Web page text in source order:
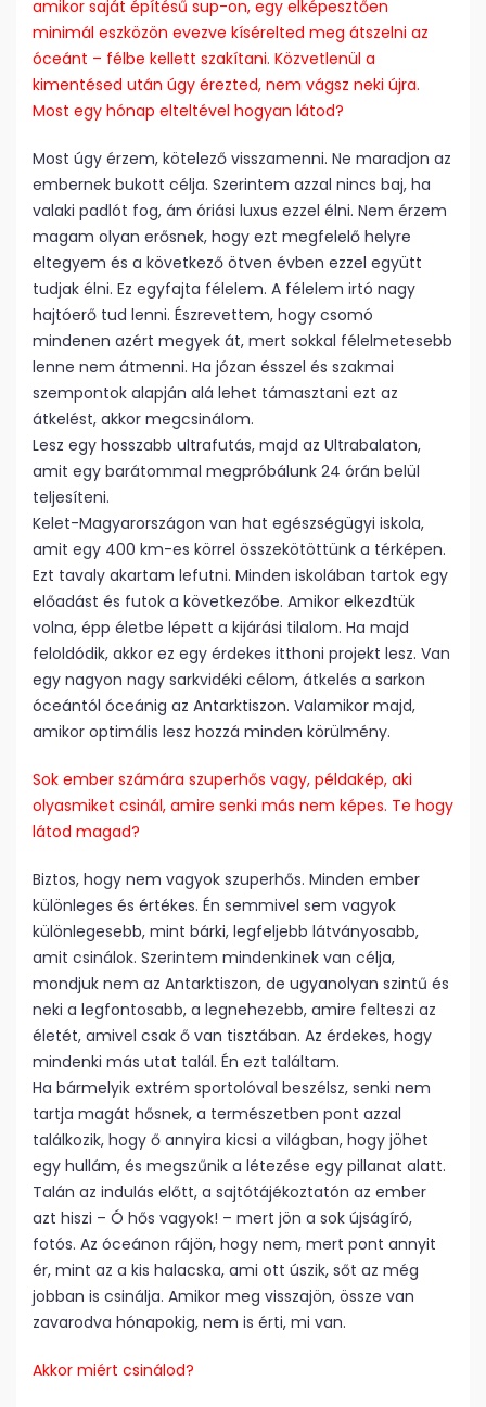
amikor saját építésű sup-on, egy elképesztően
minimál eszközön evezve kísérelted meg átszelni az
óceánt – félbe kellett szakítani. Közvetlenül a
kimentésed után úgy érezted, nem vágsz neki újra.
Most egy hónap elteltével hogyan látod?
Most úgy érzem, kötelező visszamenni. Ne maradjon az
embernek bukott célja. Szerintem azzal nincs baj, ha
valaki padlót fog, ám óriási luxus ezzel élni. Nem érzem
magam olyan erősnek, hogy ezt megfelelő helyre
eltegyem és a következő ötven évben ezzel együtt
tudjak élni. Ez egyfajta félelem. A félelem irtó nagy
hajtóerő tud lenni. Észrevettem, hogy csomó
mindenen azért megyek át, mert sokkal félelmetesebb
lenne nem átmenni. Ha józan ésszel és szakmai
szempontok alapján alá lehet támasztani ezt az
átkelést, akkor megcsinálom.
Lesz egy hosszabb ultrafutás, majd az Ultrabalaton,
amit egy barátommal megpróbálunk 24 órán belül
teljesíteni.
Kelet-Magyarországon van hat egészségügyi iskola,
amit egy 400 km-es körrel összekötöttünk a térképen.
Ezt tavaly akartam lefutni. Minden iskolában tartok egy
előadást és futok a következőbe. Amikor elkezdtük
volna, épp életbe lépett a kijárási tilalom. Ha majd
feloldódik, akkor ez egy érdekes itthoni projekt lesz. Van
egy nagyon nagy sarkvidéki célom, átkelés a sarkon
óceántól óceánig az Antarktiszon. Valamikor majd,
amikor optimális lesz hozzá minden körülmény.
Sok ember számára szuperhős vagy, példakép, aki
olyasmiket csinál, amire senki más nem képes. Te hogy
látod magad?
Biztos, hogy nem vagyok szuperhős. Minden ember
különleges és értékes. Én semmivel sem vagyok
különlegesebb, mint bárki, legfeljebb látványosabb,
amit csinálok. Szerintem mindenkinek van célja,
mondjuk nem az Antarktiszon, de ugyanolyan szintű és
neki a legfontosabb, a legnehezebb, amire felteszi az
életét, amivel csak ő van tisztában. Az érdekes, hogy
mindenki más utat talál. Én ezt találtam.
Ha bármelyik extrém sportolóval beszélsz, senki nem
tartja magát hősnek, a természetben pont azzal
találkozik, hogy ő annyira kicsi a világban, hogy jöhet
egy hullám, és megszűnik a létezése egy pillanat alatt.
Talán az indulás előtt, a sajtótájékoztatón az ember
azt hiszi – Ó hős vagyok! – mert jön a sok újságíró,
fotós. Az óceánon rájön, hogy nem, mert pont annyit
ér, mint az a kis halacska, ami ott úszik, sőt az még
jobban is csinálja. Amikor meg visszajön, össze van
zavarodva hónapokig, nem is érti, mi van.
Akkor miért csinálod?